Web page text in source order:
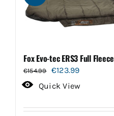
Fox Evo-tec ERS3 Full Fleece
€154.99
Oorspronkelijke
prijs
€154.99.
€123.99Huidige
prijs
€123.99.
Quick View